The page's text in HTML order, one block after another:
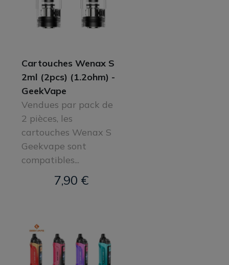
Cartouches Wenax S
2ml (2pcs) (1.2ohm) -
GeekVape
Vendues par pack de
2 pièces, les
cartouches Wenax S
Geekvape sont
compatibles...
7,90 €